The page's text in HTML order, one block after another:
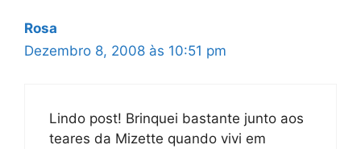
Rosa
Dezembro 8, 2008 às 10:51 pm
Lindo post! Brinquei bastante junto aos
teares da Mizette quando vivi em